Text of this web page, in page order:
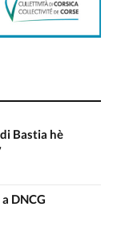
Bastia hè
DNCG